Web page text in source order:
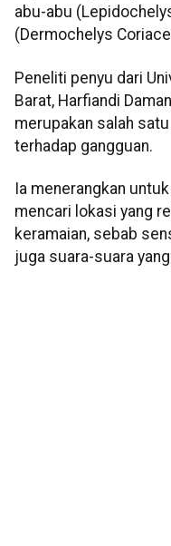
abu-abu
(Dermochelys
Peneliti penyu dari
Barat, Harfiandi
merupakan salah
terhadap gangguan.
Ia menerangkan
mencari lokasi yang
keramaian, sebab
juga suara-suara